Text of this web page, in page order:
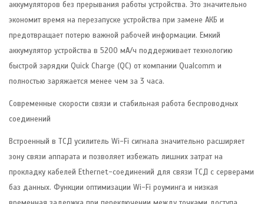
аккумуляторов без прерывания работы устройства. Это значительно
экономит время на перезапуске устройства при замене АКБ и
предотвращает потерю важной рабочей информации. Емкий
аккумулятор устройства в 5200 мА/ч поддерживает технологию
быстрой зарядки Quick Charge (QC) от компании Qualcomm и
полностью заряжается менее чем за 3 часа.
Современные скорости связи и стабильная работа беспроводных
соединений
Встроенный в ТСД усилитель Wi-Fi сигнала значительно расширяет
зону связи аппарата и позволяет избежать лишних затрат на
прокладку кабелей Ethernet-соединений для связи ТСД с серверами
баз данных. Функции оптимизации Wi-Fi роуминга и низкая